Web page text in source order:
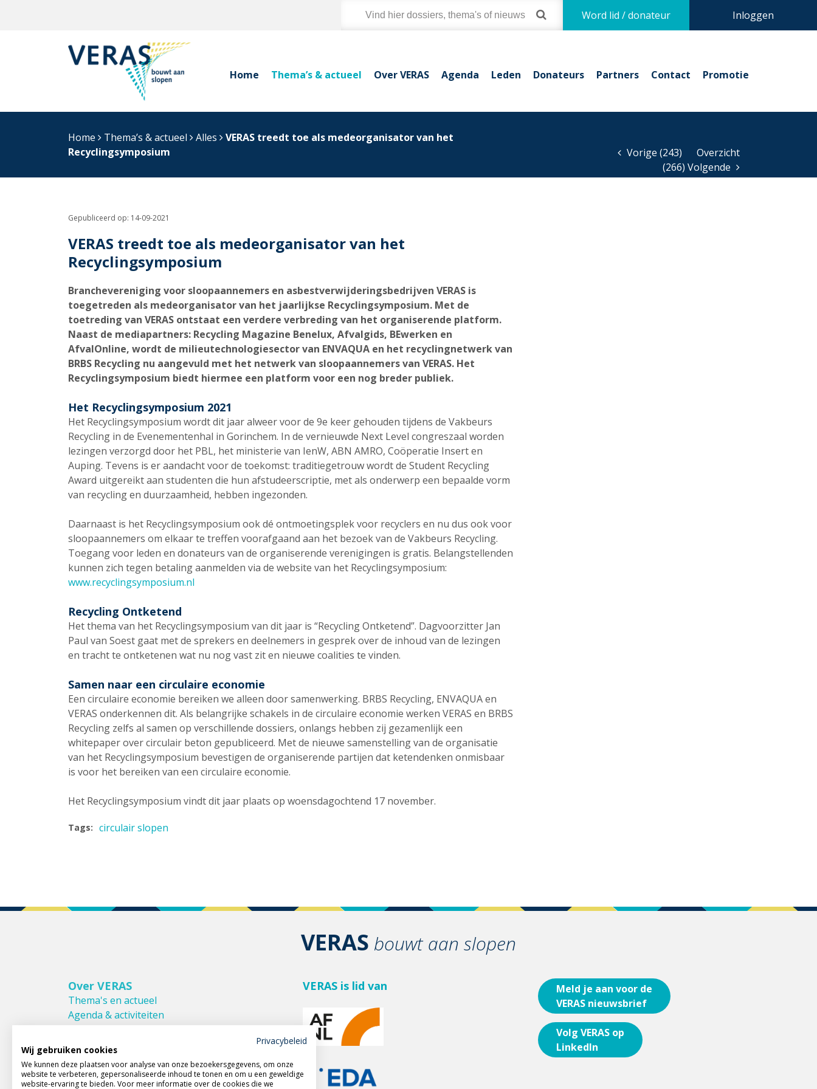
Inloggen
Word lid / donateur
Home Thema’s & actueel Over VERAS Agenda Leden Donateurs Partners Contact Promotie
Home Thema’s & actueel Alles
VERAS treedt toe als medeorganisator van het
Recyclingsymposium
Vorige (243)
Overzicht
(266) Volgende
Gepubliceerd op: 14-09-2021
VERAS treedt toe als medeorganisator van het
Recyclingsymposium
Branchevereniging voor sloopaannemers en asbestverwijderingsbedrijven VERAS is
toegetreden als medeorganisator van het jaarlijkse Recyclingsymposium. Met de
toetreding van VERAS ontstaat een verdere verbreding van het organiserende platform.
Naast de mediapartners: Recycling Magazine Benelux, Afvalgids, BEwerken en
AfvalOnline, wordt de milieutechnologiesector van ENVAQUA en het recyclingnetwerk van
BRBS Recycling nu aangevuld met het netwerk van sloopaannemers van VERAS. Het
Recyclingsymposium biedt hiermee een platform voor een nog breder publiek.
Het Recyclingsymposium 2021
Het Recyclingsymposium wordt dit jaar alweer voor de 9e keer gehouden tijdens de Vakbeurs
Recycling in de Evenementenhal in Gorinchem. In de vernieuwde Next Level congreszaal worden
lezingen verzorgd door het PBL, het ministerie van IenW, ABN AMRO, Coöperatie Insert en
Auping. Tevens is er aandacht voor de toekomst: traditiegetrouw wordt de Student Recycling
Award uitgereikt aan studenten die hun afstudeerscriptie, met als onderwerp een bepaalde vorm
van recycling en duurzaamheid, hebben ingezonden.
Daarnaast is het Recyclingsymposium ook dé ontmoetingsplek voor recyclers en nu dus ook voor
sloopaannemers om elkaar te treffen voorafgaand aan het bezoek van de Vakbeurs Recycling.
Toegang voor leden en donateurs van de organiserende verenigingen is gratis. Belangstellenden
kunnen zich tegen betaling aanmelden via de website van het Recyclingsymposium:
www.recyclingsymposium.nl
Recycling Ontketend
Het thema van het Recyclingsymposium van dit jaar is “Recycling Ontketend”. Dagvoorzitter Jan
Paul van Soest gaat met de sprekers en deelnemers in gesprek over de inhoud van de lezingen
en tracht te ontketenen wat nu nog vast zit en nieuwe coalities te vinden.
Samen naar een circulaire economie
Een circulaire economie bereiken we alleen door samenwerking. BRBS Recycling, ENVAQUA en
VERAS onderkennen dit. Als belangrijke schakels in de circulaire economie werken VERAS en BRBS
Recycling zelfs al samen op verschillende dossiers, onlangs hebben zij gezamenlijk een
whitepaper over circulair beton gepubliceerd. Met de nieuwe samenstelling van de organisatie
van het Recyclingsymposium bevestigen de organiserende partijen dat ketendenken onmisbaar
is voor het bereiken van een circulaire economie.
Het Recyclingsymposium vindt dit jaar plaats op woensdagochtend 17 november.
Tags: circulair slopen
VERAS bouwt aan slopen
Over VERAS
Thema's en actueel
Agenda & activiteiten
Bestuur & Commissies
Leden van VERAS
Donateurs van VERAS
Huishoudelijk reglement
VERAS is lid van
Meld je aan voor de
VERAS nieuwsbrief
Volg VERAS op
LinkedIn
Privacybeleid
Wij gebruiken cookies
We kunnen deze plaatsen voor analyse van onze bezoekersgegevens, om onze
website te verbeteren, gepersonaliseerde inhoud te tonen en om u een geweldige
website-ervaring te bieden. Voor meer informatie over de cookies die we